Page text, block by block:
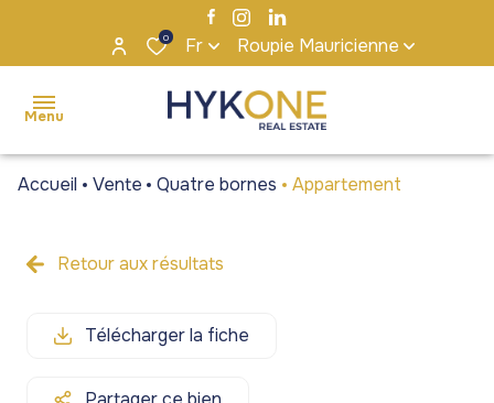
0 Fr Roupie Mauricienne
Menu
ventes
Maisons
Appartements
Maisons
Appartements
Accueil Vente Quatre bornes Appartement
Retour aux résultats
Télécharger la fiche